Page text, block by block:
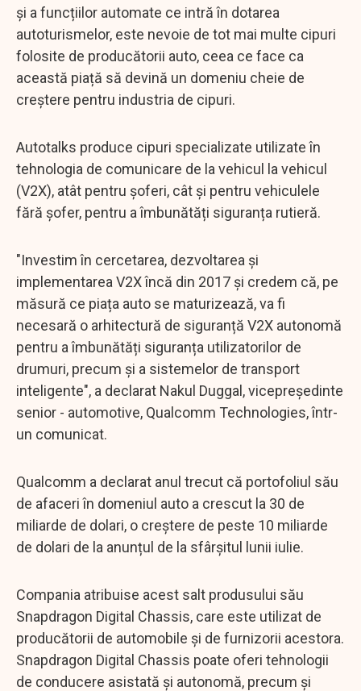
și a funcțiilor automate ce intră în dotarea
autoturismelor, este nevoie de tot mai multe cipuri
folosite de producătorii auto, ceea ce face ca
această piață să devină un domeniu cheie de
creștere pentru industria de cipuri.
Autotalks produce cipuri specializate utilizate în
tehnologia de comunicare de la vehicul la vehicul
(V2X), atât pentru șoferi, cât și pentru vehiculele
fără șofer, pentru a îmbunătăți siguranța rutieră.
"Investim în cercetarea, dezvoltarea și
implementarea V2X încă din 2017 și credem că, pe
măsură ce piața auto se maturizează, va fi
necesară o arhitectură de siguranță V2X autonomă
pentru a îmbunătăți siguranța utilizatorilor de
drumuri, precum și a sistemelor de transport
inteligente", a declarat Nakul Duggal, vicepreședinte
senior - automotive, Qualcomm Technologies, într-
un comunicat.
Qualcomm a declarat anul trecut că portofoliul său
de afaceri în domeniul auto a crescut la 30 de
miliarde de dolari, o creștere de peste 10 miliarde
de dolari de la anunțul de la sfârșitul lunii iulie.
Compania atribuise acest salt produsului său
Snapdragon Digital Chassis, care este utilizat de
producătorii de automobile și de furnizorii acestora.
Snapdragon Digital Chassis poate oferi tehnologii
de conducere asistată și autonomă, precum și